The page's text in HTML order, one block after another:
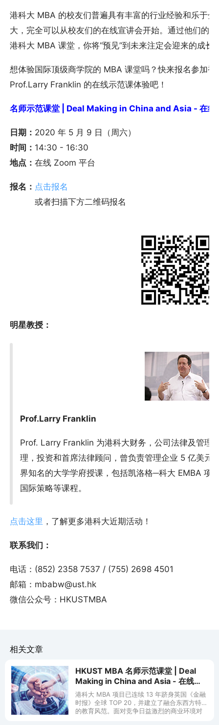
港科大 MBA 的校友们普遍具有丰富的行业经验和乐于
大，完全可以从校友们的在线宣讲会开始。通过他们的
港科大 MBA 课堂，你将“预见”到未来注定会迎来的成长
想体验国际顶级商学院的 MBA 课堂吗？快来报名参加
Prof.Larry Franklin 的在线示范课体验吧！
名师示范课堂 | Deal Making in China and Asia - 在
日期： 2020 年 5 月 9 日（周六）
时间： 14:30 - 16:30
地点： 在线 Zoom 平台
报名： 点击报名
或者扫描下方二维码报名
明星教授：
Prof.Larry Franklin
Prof. Larry Franklin 为港科大财务，公司法律及管理
理，投资和首席法律顾问，曾负责管理企业 5 亿美元
界知名的大学学府授课，包括凯洛格─科大 EMBA 项
国际策略等课程。
点击这里 ，了解更多港科大近期活动！
联系我们：
电话：(852) 2358 7537 / (755) 2698 4501
邮箱：mbabw@ust.hk
微信公众号：HKUSTMBA
相关文章
HKUST MBA 名师示范课堂 | Deal
Making in China and Asia - 在线
(5/9)
港科大 MBA 项目已连续 13 年跻身英国《金融
时报》全球 TOP 20，并建立了融合东西方特色
的教育风范。面对竞争日益激烈的商业环境对